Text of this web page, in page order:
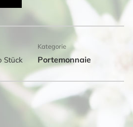
Stück
Kategorie
Portemonnaie